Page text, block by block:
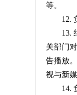
等。
12.
13.
关部门
告播放
视与新
14.